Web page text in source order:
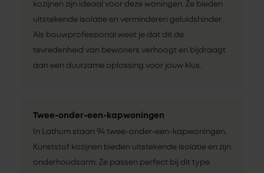
kozijnen zijn ideaal voor deze woningen. Ze bieden
uitstekende isolatie en verminderen geluidshinder.
Als bouwprofessional weet je dat dit de
tevredenheid van bewoners verhoogt en bijdraagt
aan een duurzame oplossing voor jouw klus.
Twee-onder-een-kapwoningen
In Lathum staan 94 twee-onder-een-kapwoningen.
Kunststof kozijnen bieden uitstekende isolatie en zijn
onderhoudsarm. Ze passen perfect bij dit type